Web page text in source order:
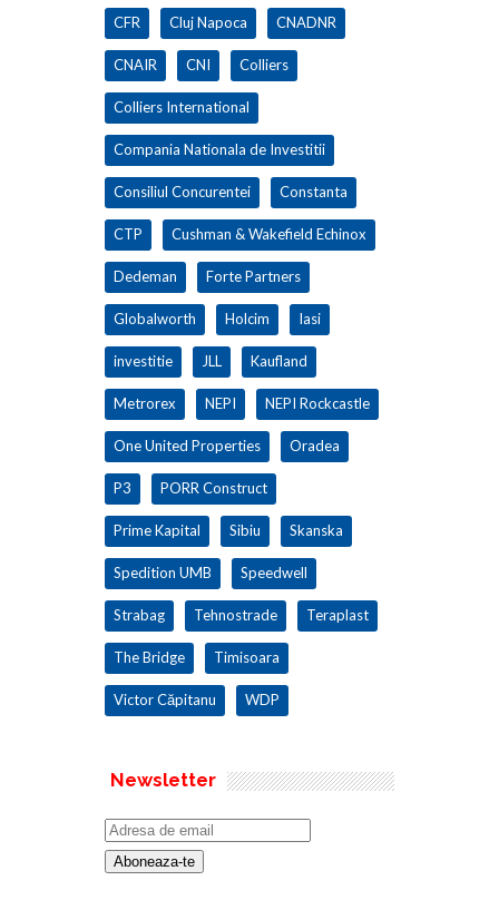
CFR Cluj Napoca CNADNR
CNAIR CNI Colliers
Colliers International
Compania Nationala de Investitii
Consiliul Concurentei Constanta
CTP Cushman & Wakefield Echinox
Dedeman Forte Partners
Globalworth Holcim Iasi
investitie JLL Kaufland
Metrorex NEPI NEPI Rockcastle
One United Properties Oradea
P3 PORR Construct
Prime Kapital Sibiu Skanska
Spedition UMB Speedwell
Strabag Tehnostrade Teraplast
The Bridge Timisoara
Victor Căpitanu WDP
Newsletter